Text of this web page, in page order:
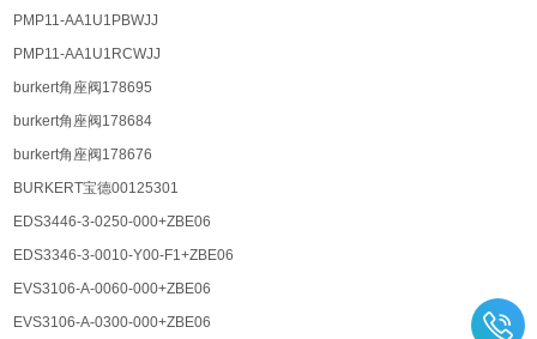
PMP11-AA1U1PBWJJ
PMP11-AA1U1RCWJJ
burkert角座阀178695
burkert角座阀178684
burkert角座阀178676
BURKERT宝德00125301
EDS3446-3-0250-000+ZBE06
EDS3346-3-0010-Y00-F1+ZBE06
EVS3106-A-0060-000+ZBE06
EVS3106-A-0300-000+ZBE06